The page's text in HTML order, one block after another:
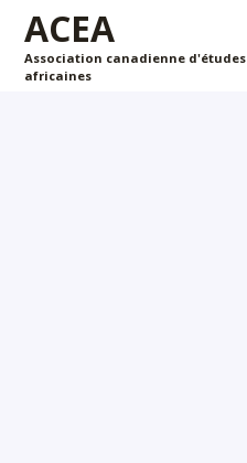
ACEA
Association canadienne d'études
africaines